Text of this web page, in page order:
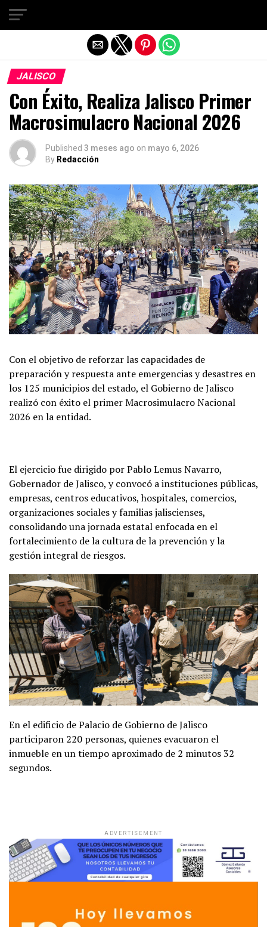
JALISCO
Con Éxito, Realiza Jalisco Primer
Macrosimulacro Nacional 2026
Published 3 meses ago on mayo 6, 2026
By Redacción
Con el objetivo de reforzar las capacidades de
preparación y respuesta ante emergencias y desastres en
los 125 municipios del estado, el Gobierno de Jalisco
realizó con éxito el primer Macrosimulacro Nacional
2026 en la entidad.
El ejercicio fue dirigido por Pablo Lemus Navarro,
Gobernador de Jalisco, y convocó a instituciones públicas,
empresas, centros educativos, hospitales, comercios,
organizaciones sociales y familias jaliscienses,
consolidando una jornada estatal enfocada en el
fortalecimiento de la cultura de la prevención y la
gestión integral de riesgos.
En el edificio de Palacio de Gobierno de Jalisco
participaron 220 personas, quienes evacuaron el
inmueble en un tiempo aproximado de 2 minutos 32
segundos.
ADVERTISEMENT